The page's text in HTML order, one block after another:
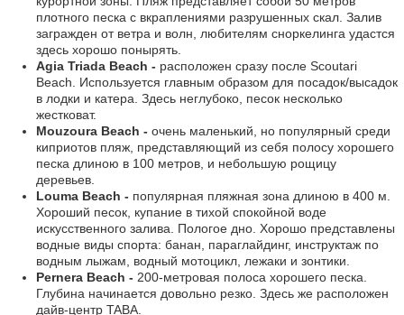
плотного песка с вкраплениями разрушенных скал. Залив
загражден от ветра и волн, любителям сноркелинга удастся
здесь хорошо понырять.
Agia Triada Beach - расположен сразу после Scoutari
Beach. Используется главным образом для посадок/высадок
в лодки и катера. Здесь неглубоко, песок несколько
жестковат.
Mouzoura Beach - очень маленький, но популярный среди
киприотов пляж, представляющий из себя полосу хорошего
песка длиною в 100 метров, и небольшую рощицу
деревьев.
Louma Beach - популярная пляжная зона длиною в 400 м.
Хороший песок, купание в тихой спокойной воде
искусственного залива. Пологое дно. Хорошо представлены
водные виды спорта: банан, параглайдинг, инструктаж по
водным лыжам, водный мотоцикл, лежаки и зонтики.
Pernera Beach - 200-метровая полоса хорошего песка.
Глубина начинается довольно резко. Здесь же расположен
дайв-центр TABA.